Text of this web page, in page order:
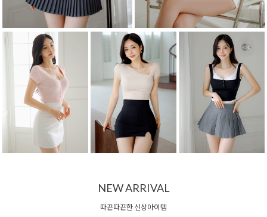
NEW ARRIVAL
따끈따끈한 신상아이템